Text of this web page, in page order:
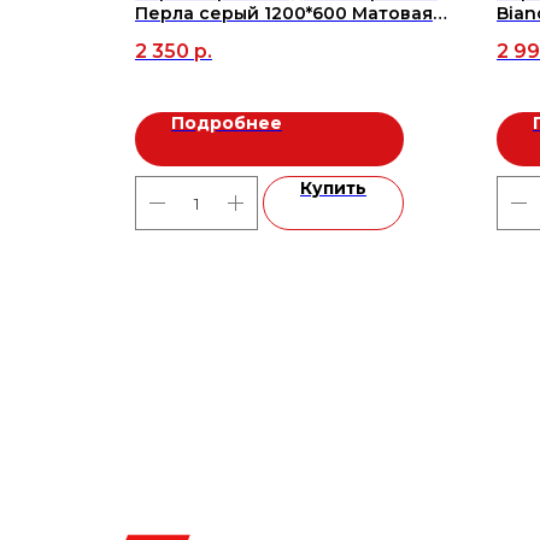
Перла серый 1200*600 Матовая
2 350 р.
Подробнее
Купить
шт/1
2